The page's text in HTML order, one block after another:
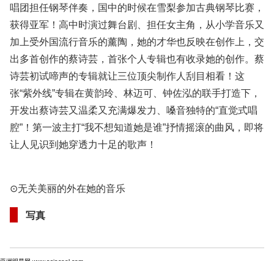
唱团担任钢琴伴奏，国中的时候在雪梨参加古典钢琴比赛，
获得亚军！高中时演过舞台剧、担任女主角，从小学音乐又
加上受外国流行音乐的薰陶，她的才华也反映在创作上，交
出多首创作的蔡诗芸，首张个人专辑也有收录她的创作。蔡
诗芸初试啼声的专辑就让三位顶尖制作人刮目相看！这
张“紫外线”专辑在黄韵玲、林迈可、钟佐泓的联手打造下，
开发出蔡诗芸又温柔又充满爆发力、嗓音独特的“直觉式唱
腔”！第一波主打“我不想知道她是谁”抒情摇滚的曲风，即将
让人见识到她穿透力十足的歌声！
⊙无关美丽的外在她的音乐
写真